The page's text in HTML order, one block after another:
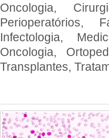
Oncologia,
Perioperatórios,
Infectologia,
Oncologia,
Transplantes,